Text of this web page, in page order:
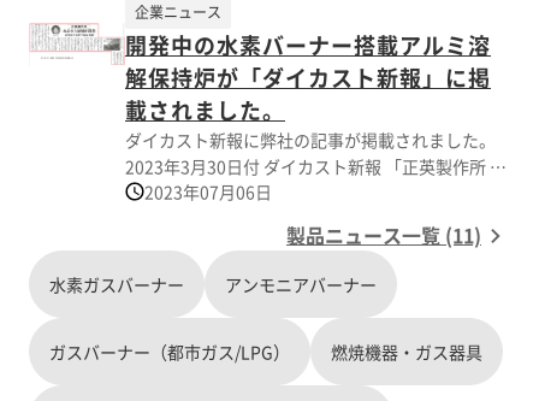
所（本社：大阪市平野区、代表：鎺（はばき）正
太）は、 自動車部品などアルミ鋳造現場の脱炭素
化が実現可能なアルミ溶解保持炉を開発しまし
た。 燃焼時にCO2を排出しない新型水素ガスバー
ナーを溶解ラインに採用。 水素燃焼によって溶解
されたアルミ溶湯の保持ラインには高効率浸漬ヒ
ーターを配置することで、 “水素×グリーン電
力”によるカーボンニュートラルが実現可能な熱源
構成となっています。 熱技術研究所に実機ベース
のテスト炉を新設。水素燃焼の見学や、実際にア
ルミを溶解するテストを受付しています。 将来的
なエネルギー供給の見通しが立たないなか、これ
まで培った燃焼技術と熱源のハイブリッド化技術
を応用し製造業の脱炭素化に貢献してまいりま
開発中の水素バーナー搭載アルミ溶
解保持炉が「ダイカスト新報」に掲
載されました。
企業ニュース
ダイカスト新報に弊社の記事が掲載されました。
2023年3月30日付 ダイカスト新報 「正英製作所 水
素ガス溶解炉開発 研究所の実炉で検証開始」 ＊5
ーナーを用いたアルミ溶解検証テストを受け付け
ています。 お気軽にお問い合わせください。
2023年07月06日
製品ニュース一覧 (11)
水素ガスバーナー アンモニアバーナー
ガスバーナー（都市ガス/LPG） 燃焼機器・ガス器具